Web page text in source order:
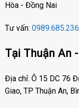
Hòa - Đồng Nai
Tư vấn: 0989.685.236
Tại Thuận An
Địa chỉ: Ô 15 DC 76
Giao, TP Thuận An,